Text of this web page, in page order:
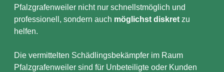
Pfalzgrafenweiler nicht nur schnellstmöglich und
professionell, sondern auch möglichst diskret zu
helfen.
Die vermittelten Schädlingsbekämpfer im Raum
Pfalzgrafenweiler sind für Unbeteiligte oder Kunden